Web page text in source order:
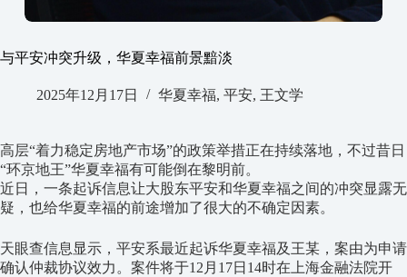
与平安冲突升级，华夏幸福前景黯淡
2025年12月17日 华夏幸福, 平安, 王文学
高层“着力稳定房地产市场”的政策举措正在持续落地，不过昔日
“环京地王”华夏幸福有可能倒在黎明前。
近日，一条起诉信息让大股东平安和华夏幸福之间的冲突显露无
疑，也给华夏幸福的前途增加了很大的不确定因素。
天眼查信息显示，平安系最近起诉华夏幸福及王某，案由为申请
确认仲裁协议效力。案件将于12月17日14时在上海金融法院开